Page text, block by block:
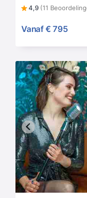
4,9 (11
Vanaf € 795